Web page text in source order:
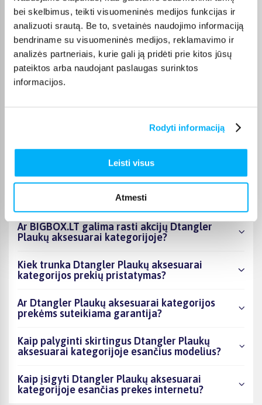
bei skelbimus, teikti visuomeninės medijos funkcijas ir
analizuoti srautą. Be to, svetainės naudojimo informaciją
bendriname su visuomeninės medijos, reklamavimo ir
analizės partneriais, kurie gali ją pridėti prie kitos jūsų
pateiktos arba naudojant paslaugas surinktos
informacijos.
Rodyti informaciją
Leisti visus
Atmesti
ir apgalvotą sprendimą.
Palyginkite Dtangler prekes BIGBOX.LT ir išsirinkite
DUK
esantys produktai šiuo metu populiariausi?
Kiek prekių yra Dtangler Plaukų aksesuarai
Ar BIGBOX.LT galima rasti akcijų Dtangler
Plaukų aksesuarai kategorijoje?
Kiek trunka Dtangler Plaukų aksesuarai
kategorijos prekių pristatymas?
Ar Dtangler Plaukų aksesuarai kategorijos
prekėms suteikiama garantija?
Kaip palyginti skirtingus Dtangler Plaukų
aksesuarai kategorijoje esančius modelius?
Kaip įsigyti Dtangler Plaukų aksesuarai
kategorijoje esančias prekes internetu?